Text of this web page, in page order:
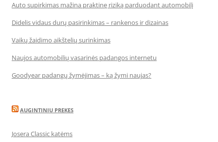
Auto supirkimas mažina praktinę riziką parduodant automobilį
Didelis vidaus durų pasirinkimas – rankenos ir dizainas
Vaikų žaidimo aikštelių surinkimas
Naujos automobilių vasarinės padangos internetu
Goodyear padangų žymėjimas – ką žymi naujas?
AUGINTINIU PREKES
Josera Classic katėms